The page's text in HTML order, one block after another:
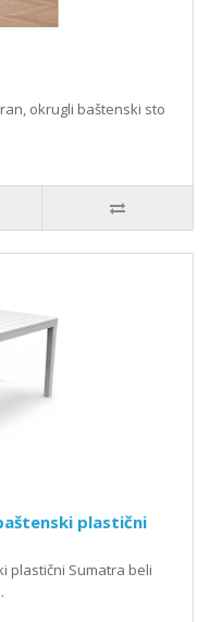
okrugli baštenski sto
plastični
plastični Sumatra beli